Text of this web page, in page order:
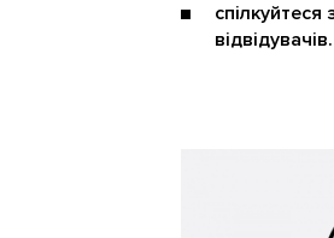
спілкуйтеся
відвідувачів.